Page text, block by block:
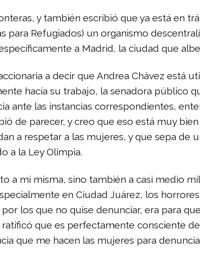
y también escribió que ya está en
para Refugiados) un organismo
a Madrid, la ciudad que
a decir que Andrea Chávez está
hacía su trabajo, la senadora público
ante las instancias correspondientes,
de parecer, y creo que eso está muy
a respetar a las mujeres, y que sepa de
a la Ley Olimpia.
a mí misma, sino también a casi medio
en Ciudad Juárez, los
los que no quise denunciar, era para
que es perfectamente consciente
que me hacen las mujeres para